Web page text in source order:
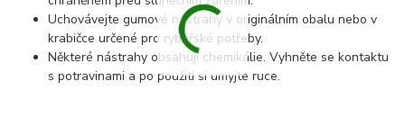
Uchovávejte gumové nástrahy v originálním obalu nebo v
krabičce určené pro rybářské potřeby.
Některé nástrahy obsahují chemikálie. Vyhněte se kontaktu
s potravinami a po použití si umyjte ruce.